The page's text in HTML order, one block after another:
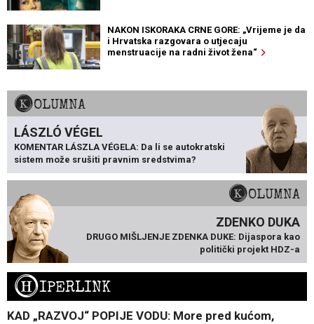
NAKON ISKORAKA CRNE GORE: „Vrijeme je da
i Hrvatska razgovara o utjecaju
menstruacije na radni život žena“
KOLUMNA
LÁSZLÓ VÉGEL
KOMENTAR LÁSZLA VÉGELA: Da li se autokratski
sistem može srušiti pravnim sredstvima?
KOLUMNA
ZDENKO DUKA
DRUGO MIŠLJENJE ZDENKA DUKE: Dijaspora kao
politički projekt HDZ-a
HIPERLINK
KAD „RAZVOJ“ POPIJE VODU: More pred kućom,